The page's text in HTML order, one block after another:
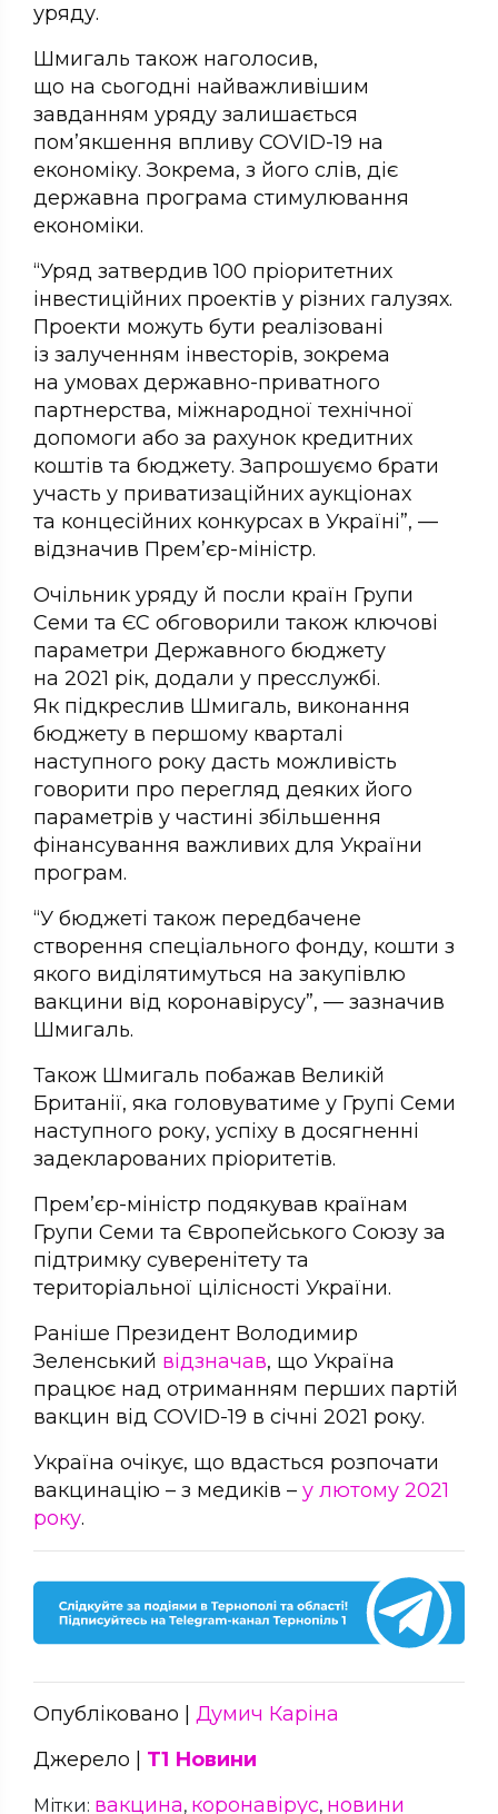
уряду.
Шмигаль також наголосив,
що на сьогодні найважливішим
завданням уряду залишається
пом’якшення впливу COVID-19 на
економіку. Зокрема, з його слів, діє
державна програма стимулювання
економіки.
“Уряд затвердив 100 пріоритетних
інвестиційних проектів у різних галузях.
Проекти можуть бути реалізовані
із залученням інвесторів, зокрема
на умовах державно-приватного
партнерства, міжнародної технічної
допомоги або за рахунок кредитних
коштів та бюджету. Запрошуємо брати
участь у приватизаційних аукціонах
та концесійних конкурсах в Україні”, —
відзначив Прем’єр-міністр.
Очільник уряду й посли країн Групи
Семи та ЄС обговорили також ключові
параметри Державного бюджету
на 2021 рік, додали у пресслужбі.
Як підкреслив Шмигаль, виконання
бюджету в першому кварталі
наступного року дасть можливість
говорити про перегляд деяких його
параметрів у частині збільшення
фінансування важливих для України
програм.
“У бюджеті також передбачене
створення спеціального фонду, кошти з
якого виділятимуться на закупівлю
вакцини від коронавірусу”, — зазначив
Шмигаль.
Також Шмигаль побажав Великій
Британії, яка головуватиме у Групі Семи
наступного року, успіху в досягненні
задекларованих пріоритетів.
Прем’єр-міністр подякував країнам
Групи Семи та Європейського Союзу за
підтримку суверенітету та
територіальної цілісності України.
Раніше Президент Володимир
Зеленський відзначав, що Україна
працює над отриманням перших партій
вакцин від COVID-19 в січні 2021 року.
Україна очікує, що вдасться розпочати
вакцинацію – з медиків – у лютому 2021
року.
Опубліковано | Думич Каріна
Джерело | Т1 Новини
Мітки: вакцина, коронавірус, новини